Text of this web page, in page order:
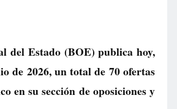
del Estado (BOE) publica hoy,
de 2026, un total de 70 ofertas
en su sección de oposiciones y